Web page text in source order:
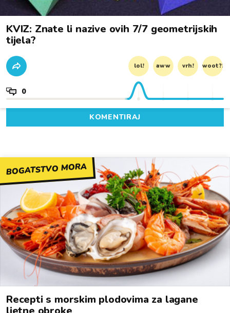
KVIZ: Znate li nazive ovih 7/7 geometrijskih
tijela?
lol! aww vrh! woot?!
0
KOMENTIRAJ
BOGATSTVO MORA
Recepti s morskim plodovima za lagane